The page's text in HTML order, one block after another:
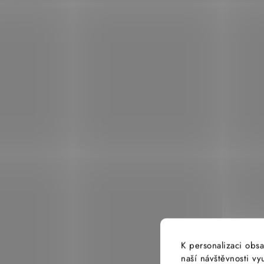
K personalizaci
naší návštěvnosti